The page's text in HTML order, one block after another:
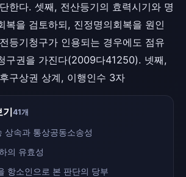
한다. 셋째, 전산등기의 효력시기와 명
복을 검토하되, 진정명의회복을 원인
등기청구가 인용되는 경우에도 점유
구권을 가진다(2009다41250). 넷째,
구상권 상계, 이행인수 3자
기41개
상속과 통상공동소송성
의 유효성
항소인으로 본 판단의 당부